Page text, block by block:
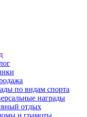
по видам спорта
награды
отдых
и грамоты